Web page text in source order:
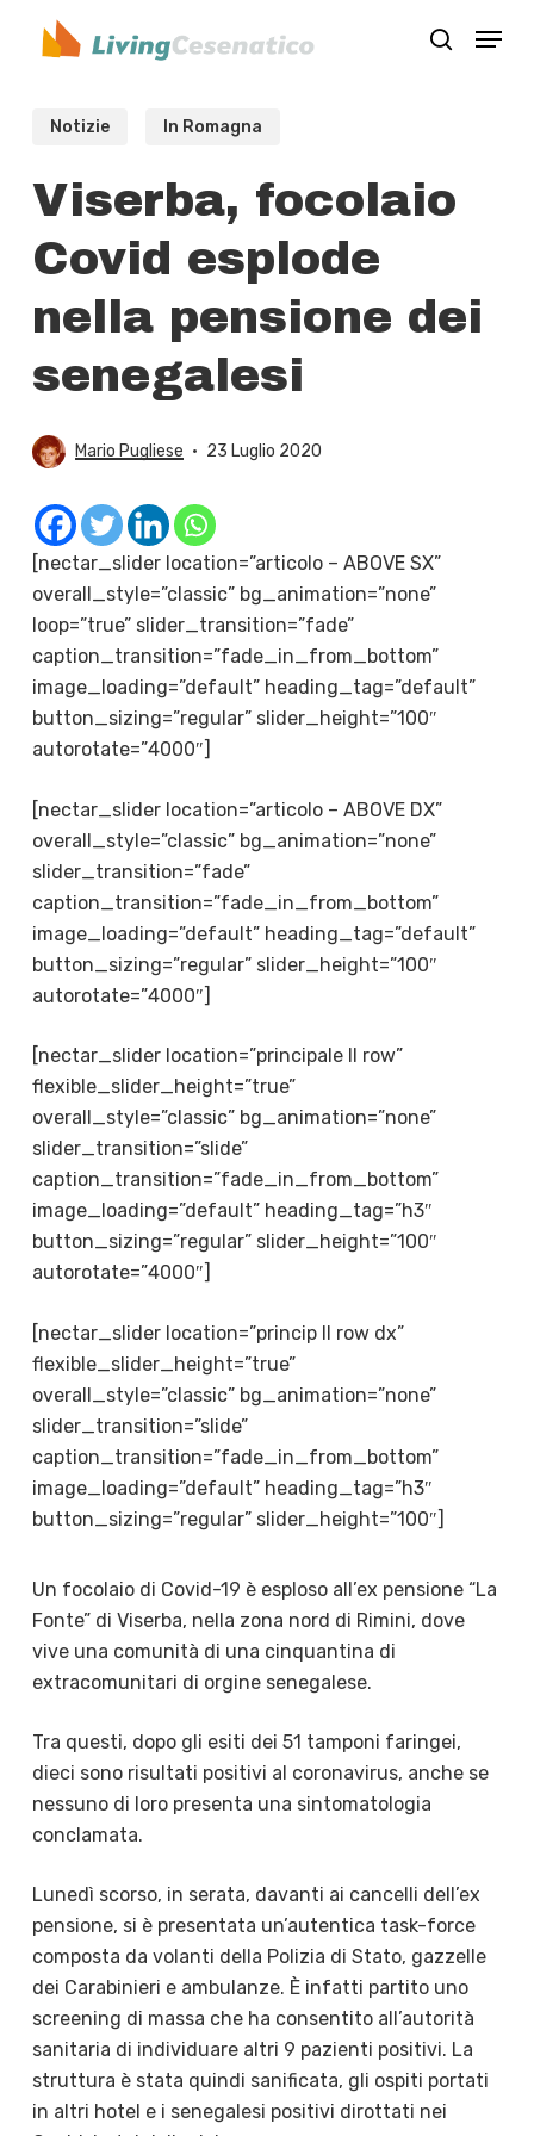
search
Menu
Notizie In Romagna
Viserba, focolaio
Covid esplode
nella pensione dei
senegalesi
Mario Pugliese 23 Luglio 2020
[nectar_slider location=”articolo – ABOVE SX”
overall_style=”classic” bg_animation=”none”
loop=”true” slider_transition=”fade”
caption_transition=”fade_in_from_bottom”
image_loading=”default” heading_tag=”default”
button_sizing=”regular” slider_height=”100″
autorotate=”4000″]
[nectar_slider location=”articolo – ABOVE DX”
overall_style=”classic” bg_animation=”none”
slider_transition=”fade”
caption_transition=”fade_in_from_bottom”
image_loading=”default” heading_tag=”default”
button_sizing=”regular” slider_height=”100″
autorotate=”4000″]
[nectar_slider location=”principale II row”
flexible_slider_height=”true”
overall_style=”classic” bg_animation=”none”
slider_transition=”slide”
caption_transition=”fade_in_from_bottom”
image_loading=”default” heading_tag=”h3″
button_sizing=”regular” slider_height=”100″
autorotate=”4000″]
[nectar_slider location=”princip II row dx”
flexible_slider_height=”true”
overall_style=”classic” bg_animation=”none”
slider_transition=”slide”
caption_transition=”fade_in_from_bottom”
image_loading=”default” heading_tag=”h3″
button_sizing=”regular” slider_height=”100″]
Un focolaio di Covid-19 è esploso all’ex pensione “La
Fonte” di Viserba, nella zona nord di Rimini, dove
vive una comunità di una cinquantina di
extracomunitari di orgine senegalese.
Tra questi, dopo gli esiti dei 51 tamponi faringei,
dieci sono risultati positivi al coronavirus, anche se
nessuno di loro presenta una sintomatologia
conclamata.
Lunedì scorso, in serata, davanti ai cancelli dell’ex
pensione, si è presentata un’autentica task-force
composta da volanti della Polizia di Stato, gazzelle
dei Carabinieri e ambulanze. È infatti partito uno
screening di massa che ha consentito all’autorità
sanitaria di individuare altri 9 pazienti positivi. La
struttura è stata quindi sanificata, gli ospiti portati
in altri hotel e i senegalesi positivi dirottati nei